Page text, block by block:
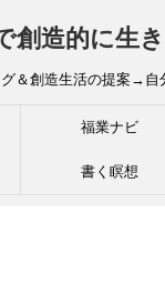
創造的に生
＆創造生活の提案→自
福業ナビ
書く瞑想